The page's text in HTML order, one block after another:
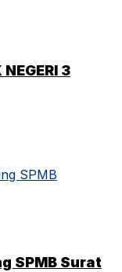
3
SPMB Surat